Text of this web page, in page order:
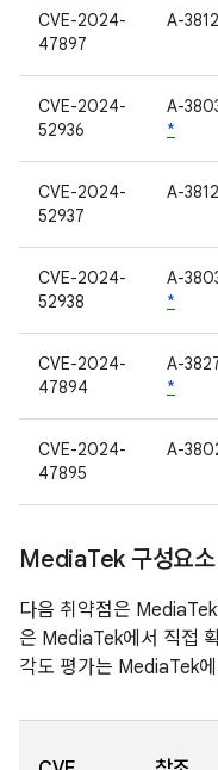
CVE-2024-
47897
A-
CVE-2024-
52936
A-
*
CVE-2024-
52937
A-
CVE-2024-
52938
A-
*
CVE-2024-
47894
A-
*
CVE-2024-
47895
A-
MediaTek 구성요소
다음 취약점은
은 MediaTek에서 직접
각도 평가는 MediaTek